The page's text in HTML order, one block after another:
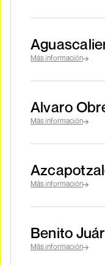
Más información
Alvaro
Más información
Más información
Benito
Más información